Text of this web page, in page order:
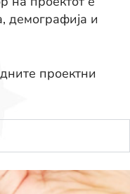
демографија и
проектни